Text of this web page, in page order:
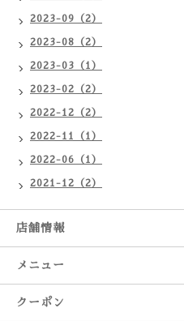
2023-09（2）
2023-08（2）
2023-03（1）
2023-02（2）
2022-12（2）
2022-11（1）
2022-06（1）
2021-12（2）
店舗情報
メニュー
クーポン